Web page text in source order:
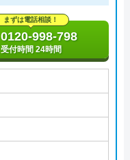
まずは電話相談！
0120-998-798
受付時間 24時間